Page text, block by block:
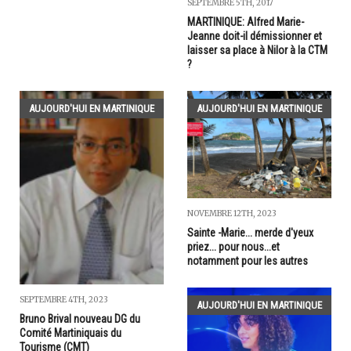
SEPTEMBRE 5TH, 2017
MARTINIQUE: Alfred Marie-
Jeanne doit-il démissionner et
laisser sa place à Nilor à la CTM
?
AUJOURD'HUI EN MARTINIQUE
SEPTEMBRE 4TH, 2023
Bruno Brival nouveau DG du
Comité Martiniquais du
Tourisme (CMT)
AUJOURD'HUI EN MARTINIQUE
NOVEMBRE 12TH, 2023
Sainte -Marie... merde d'yeux
priez... pour nous...et
notamment pour les autres
AUJOURD'HUI EN MARTINIQUE